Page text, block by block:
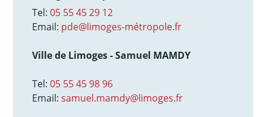
Tel:05 55 45 29 12
Email: pde@limoges-métropole.fr
Ville de Limoges - Samuel MAMDY
Tel:05 55 45 98 96
Email:samuel.mamdy@limoges.fr